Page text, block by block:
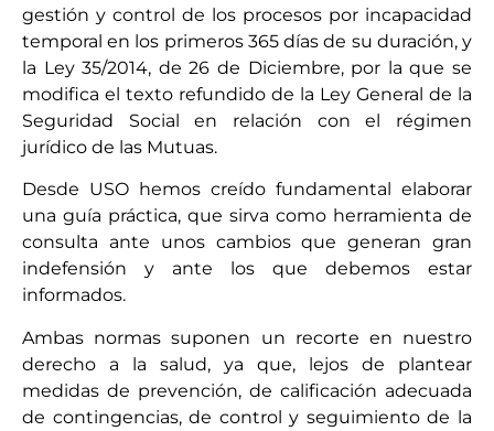
gestión y control de los procesos por incapacidad
temporal en los primeros 365 días de su duración, y
la Ley 35/2014, de 26 de Diciembre, por la que se
modifica el texto refundido de la Ley General de la
Seguridad Social en relación con el régimen
jurídico de las Mutuas.
Desde USO hemos creído fundamental elaborar
una guía práctica, que sirva como herramienta de
consulta ante unos cambios que generan gran
indefensión y ante los que debemos estar
informados.
Ambas normas suponen un recorte en nuestro
derecho a la salud, ya que, lejos de plantear
medidas de prevención, de calificación adecuada
de contingencias, de control y seguimiento de la